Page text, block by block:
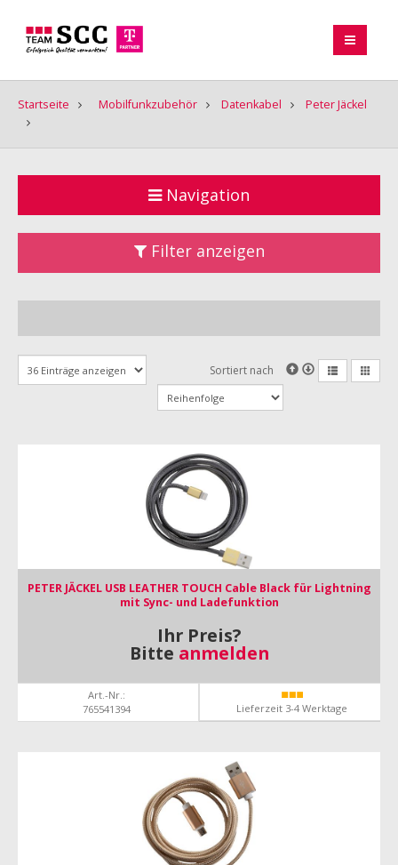
Startseite Mobilfunkzubehör Datenkabel Peter Jäckel
Navigation
Filter anzeigen
Sortiert nach
PETER JÄCKEL USB LEATHER TOUCH Cable Black für Lightning
mit Sync- und Ladefunktion
Ihr Preis?
Bitte anmelden
Art.-Nr.:
765541394
Lieferzeit 3-4 Werktage